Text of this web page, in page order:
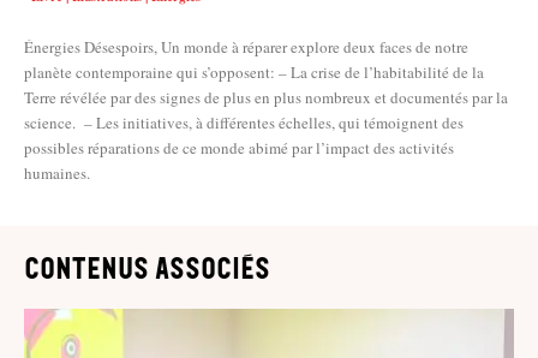
Énergies Désespoirs, Un monde à réparer explore deux faces de notre
planète contemporaine qui s’opposent: – La crise de l’habitabilité de la
Terre révélée par des signes de plus en plus nombreux et documentés par la
science. – Les initiatives, à différentes échelles, qui témoignent des
possibles réparations de ce monde abimé par l’impact des activités
humaines.
contenus associés